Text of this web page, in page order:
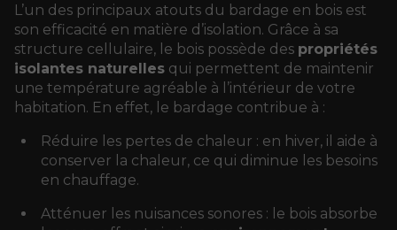
L’un des principaux atouts du bardage en bois est
son efficacité en matière d’isolation. Grâce à sa
structure cellulaire, le bois possède des propriétés
isolantes naturelles qui permettent de maintenir
une température agréable à l’intérieur de votre
habitation. En effet, le bardage contribue à :
Réduire les pertes de chaleur : en hiver, il aide à
conserver la chaleur, ce qui diminue les besoins
en chauffage.
Atténuer les nuisances sonores : le bois absorbe